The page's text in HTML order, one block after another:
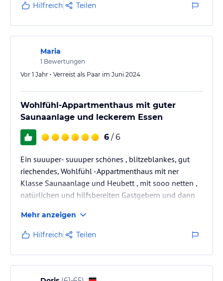
Hilfreich Teilen
Maria
1 Bewertungen
Vor 1 Jahr • Verreist als Paar im Juni 2024
Wohlfühl-Appartmenthaus mit guter
Saunaanlage und leckerem Essen
6 / 6
Ein suuuper- suuuper schönes , blitzeblankes, gut
riechendes, Wohlfühl -Appartmenthaus mit ner
Klasse Saunaanlage und Heubett , mit sooo netten ,
natürlichen und hilfsbereiten Gastgebern und dann
noch nie vorher erlebt. Dazu dieses kleine
Bergdörfchen Afers mit seinen so freundlichen
Mitbewohnern... das muss man erlebt haben. Wir
kommen wieder . Absolut zu empfehlen !
Mehr anzeigen
Hilfreich Teilen